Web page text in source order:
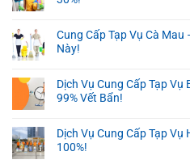
Cung Cấp Tạp Vụ Cà Mau
Này!
Dịch Vụ Cung Cấp Tạp Vụ
99% Vết Bẩn!
Dịch Vụ Cung Cấp Tạp
100%!